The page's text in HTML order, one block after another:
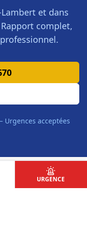
et dans
complet,
acceptées
URGENCE